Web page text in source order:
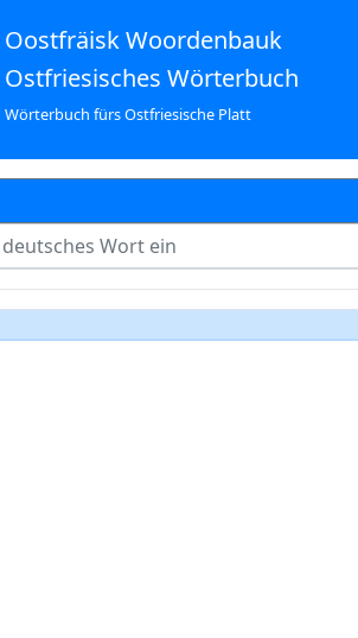
Oostfräisk Woordenbauk
Ostfriesisches Wörterbuch
Wörterbuch fürs Ostfriesische Platt